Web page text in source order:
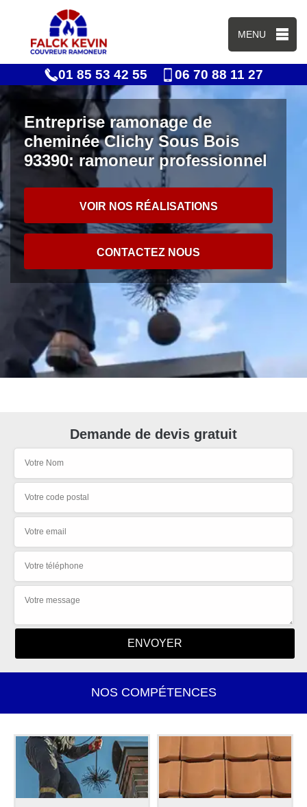
MENU
01 85 53 42 55 06 70 88 11 27
Entreprise ramonage de
cheminée Clichy Sous Bois
93390: ramoneur professionnel
VOIR NOS RÉALISATIONS
CONTACTEZ NOUS
Demande de devis gratuit
NOS COMPÉTENCES